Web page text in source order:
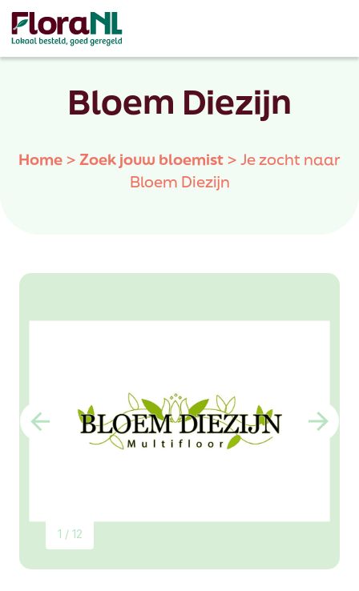
Bloem Diezijn
Home>Zoek jouw bloemist>Je zocht naar
Bloem Diezijn
1 / 12